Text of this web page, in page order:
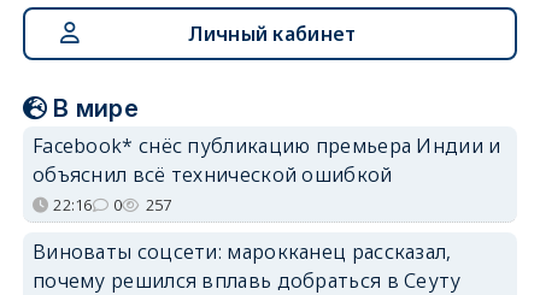
Личный кабинет
В мире
Facebook* снёс публикацию премьера Индии и
объяснил всё технической ошибкой
22:16 0 257
Виноваты соцсети: марокканец рассказал,
почему решился вплавь добраться в Сеуту